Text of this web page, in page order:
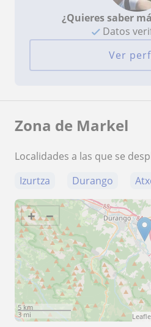
¿Quieres saber
Datos
Ver
Zona de Markel
Localidades a las que se
Izurtza
Durango
+ −
5 km
3 mi